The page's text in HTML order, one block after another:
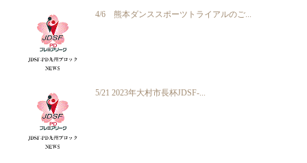
4/6 熊本ダンススポーツトライアルのご...
5/21 2023年大村市長杯JDSF-...